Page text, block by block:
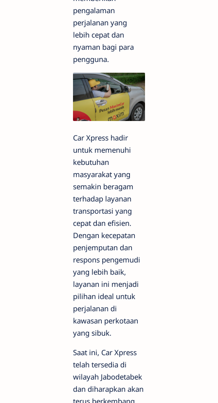
pengalaman
perjalanan yang
lebih cepat dan
nyaman bagi para
pengguna.
Car Xpress hadir
untuk memenuhi
kebutuhan
masyarakat yang
semakin beragam
terhadap layanan
transportasi yang
cepat dan efisien.
Dengan kecepatan
penjemputan dan
respons pengemudi
yang lebih baik,
layanan ini menjadi
pilihan ideal untuk
perjalanan di
kawasan perkotaan
yang sibuk.
Saat ini, Car Xpress
telah tersedia di
wilayah Jabodetabek
dan diharapkan akan
terus berkembang